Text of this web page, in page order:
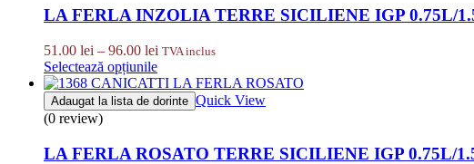
96.00 lei
LA FERLA INZOLIA TERRE SICILIENE IGP 0.75L/
51.00 lei – 96.00 lei Interval
prețuri:
51.00 lei
până
96.00 lei
TVA inclus
Selectează opțiunile
Adaugat la lista de dorinte Quick View
(0 review)
LA FERLA ROSATO TERRE SICILIENE IGP 0.75L/